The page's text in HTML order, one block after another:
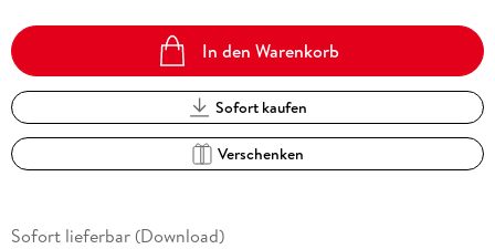
In den Warenkorb
Sofort kaufen
Verschenken
Sofort lieferbar (Download)